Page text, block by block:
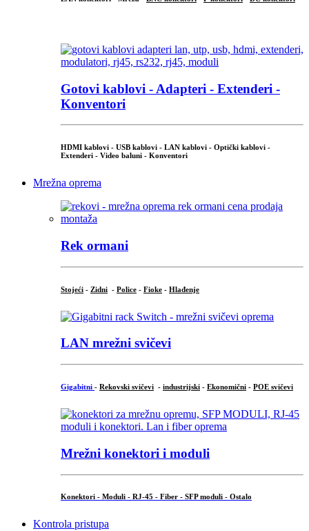
Gotovi kablovi - Adapteri - Extenderi -
Konventori
HDMI kablovi - USB kablovi - LAN kablovi - Optički kablovi -
Extenderi - Video baluni - Konventori
Mrežna oprema
Rek ormani
Stojeći - Zidni - Police - Fioke - Hlađenje
LAN mrežni svičevi
Gigabitni - Rekovski svičevi - industrijski - Ekonomični - POE svičevi
Mrežni konektori i moduli
Konektori - Moduli - RJ-45 - Fiber - SFP moduli - Ostalo
Kontrola pristupa